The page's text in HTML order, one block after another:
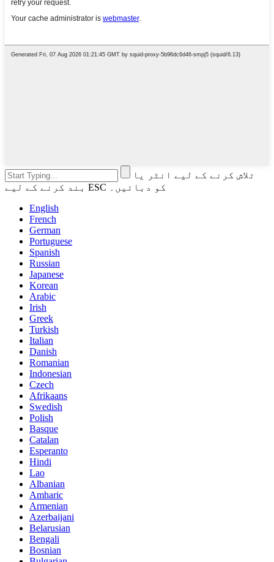
تلاش کرنے کے لیے انٹر یا
بند کرنے کے لیے ESC کو دبائیں۔
English
French
German
Portuguese
Spanish
Russian
Japanese
Korean
Arabic
Irish
Greek
Turkish
Italian
Danish
Romanian
Indonesian
Czech
Afrikaans
Swedish
Polish
Basque
Catalan
Esperanto
Hindi
Lao
Albanian
Amharic
Armenian
Azerbaijani
Belarusian
Bengali
Bosnian